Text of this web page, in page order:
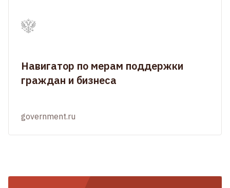
Навигатор по мерам поддержки
граждан и бизнеса
government.ru